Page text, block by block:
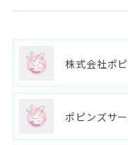
株式会社ポ
ポピンズサ